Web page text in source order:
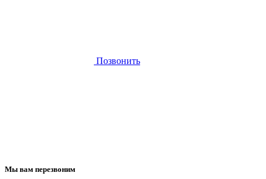
Позвонить
Мы вам перезвоним